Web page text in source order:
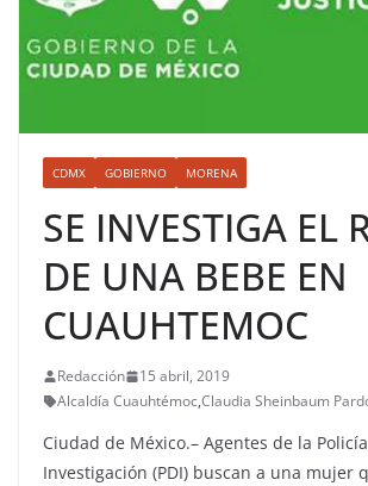
CDMX GOBIERNO MORENA
SE INVESTIGA EL
DE UNA BEBE EN
CUAUHTEMOC
Redacción
15 abril, 2019
Alcaldía Cuauhtémoc,Claudia Sheinbaum
Ciudad de México.– Agentes de la
Investigación (PDI) buscan a una mujer